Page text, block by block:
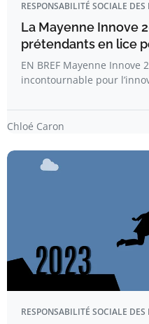
RESPONSABILITÉ SOCIALE DES
La Mayenne Innove
prétendants en lice
EN BREF Mayenne Innove
incontournable pour
Chloé Caron
RESPONSABILITÉ SOCIALE DES